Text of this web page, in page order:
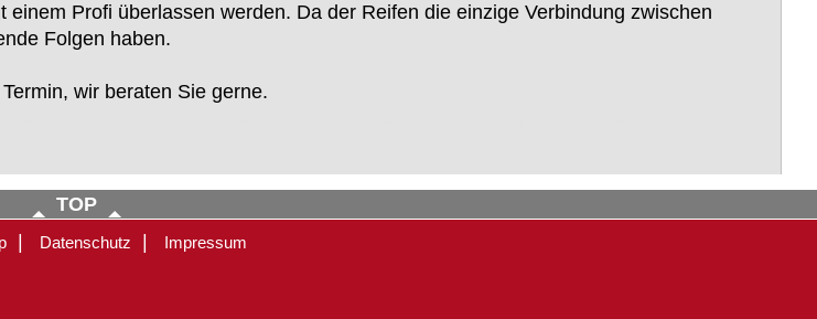
Profi überlassen werden. Da der Reifen die einzige Verbindung zwischen
Folgen haben.
wir beraten Sie gerne.
TOP
Datenschutz Impressum